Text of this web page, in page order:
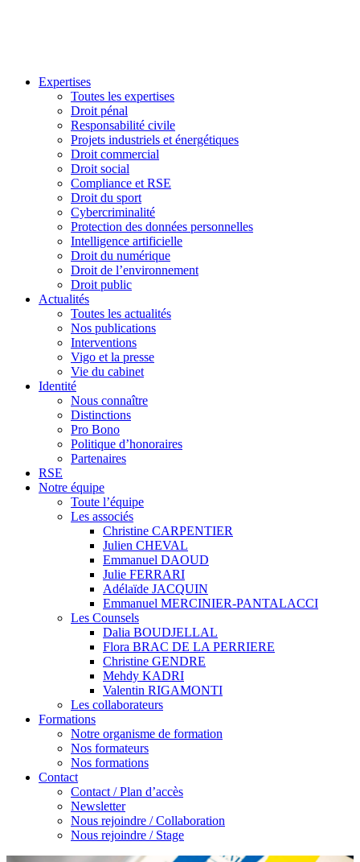
Expertises
Toutes les expertises
Droit pénal
Responsabilité civile
Projets industriels et énergétiques
Droit commercial
Droit social
Compliance et RSE
Droit du sport
Cybercriminalité
Protection des données personnelles
Intelligence artificielle
Droit du numérique
Droit de l’environnement
Droit public
Actualités
Toutes les actualités
Nos publications
Interventions
Vigo et la presse
Vie du cabinet
Identité
Nous connaître
Distinctions
Pro Bono
Politique d’honoraires
Partenaires
RSE
Notre équipe
Toute l’équipe
Les associés
Christine CARPENTIER
Julien CHEVAL
Emmanuel DAOUD
Julie FERRARI
Adélaïde JACQUIN
Emmanuel MERCINIER-PANTALACCI
Les Counsels
Dalia BOUDJELLAL
Flora BRAC DE LA PERRIERE
Christine GENDRE
Mehdy KADRI
Valentin RIGAMONTI
Les collaborateurs
Formations
Notre organisme de formation
Nos formateurs
Nos formations
Contact
Contact / Plan d’accès
Newsletter
Nous rejoindre / Collaboration
Nous rejoindre / Stage